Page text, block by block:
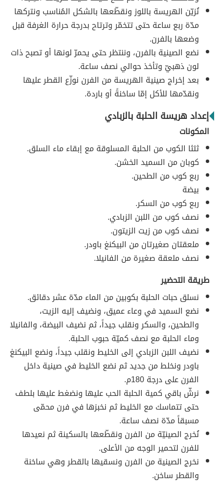
نُزيّن الهريسة باللوز ونقطّعها بالشكل المُناسب ونتركها
مدّة ربع ساعة حتى تتخمّر وترتاح بدرجة حرارة الغرفة قبل
وضعها بالفرن.
نضع الصينية بالفرن، وننتظر حتى يحمرّ لونها أو تصبح ذات
لون ذهبيّ وتأخذ حوالي نصف ساعة.
بعد إخراج صينية الهريسة من الفرن نوزّع القطر عليها
ونقدّمها للأكل إمّا ساخنةً أو باردة.
إعداد هريسة الحلبة بالزبادي
المكونات
ثلثا الكوب من الحلبة المسلوقة مع إبقاء ماء السلق.
كوبان من السميد الخشن.
ربع كوب من الطحين.
بيضة
ربع كوب من السكر.
نصف كوب من اللبن الزبادي.
نصف كوب من زيت الزيتون.
ملعقتان صغيرتان من البيكنغ باودر.
نصف ملعقة صغيرة من الفانيلا.
طريقة التحضير
نسلق حبات الحلبة بكوبين من الماء مدّة عشر دقائق.
نضع السميد في وعاء عميق، ونضيف إليه الزيت،
والطحين، والسكر ونقلب جيداً، ثم نضيف البيضة، والفانيلا
وماء الحلبة مع نصف كميّة حبوب الحلبة.
نضيف اللبن الزبادي إلى الخليط ونقلب جيداً، ونضع البيكنغ
باودر ونخلط من جديد ثم نضع الخليط في صينية داخل
الفرن على درجة 180م.
نرشّ باقي كمية الحلبة الحب عليها ونضغط عليها بلطف
حتى تتماسك مع الخليط ثم نخبزها في فرن محمّى
مسبقاً مدّة نصف ساعة.
نُخرج الصينيّة من الفرن ونقطّعها بالسكينة ثم نعيدها
للفرن لتحمير الوجه من الأعلى.
نخرج الصينية من الفرن ونسقيها بالقطر وهي ساخنة
والقطر ساخن.